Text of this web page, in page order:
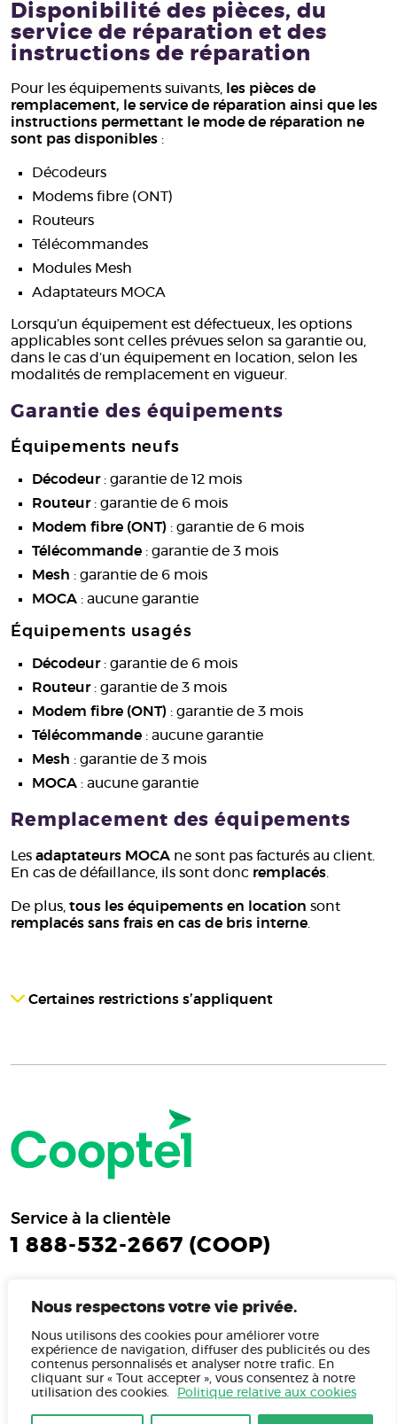
Nous respectons votre vie privée.
Nous utilisons des cookies pour améliorer votre
expérience de navigation, diffuser des publicités ou des
contenus personnalisés et analyser notre trafic. En
cliquant sur « Tout accepter », vous consentez à notre
utilisation des cookies.
Politique relative aux cookies
Disponibilité des pièces, du
service de réparation et des
instructions de réparation
Pour les équipements suivants, les pièces de
remplacement, le service de réparation ainsi que les
instructions permettant le mode de réparation ne
sont pas disponibles :
Décodeurs
Modems fibre (ONT)
Routeurs
Télécommandes
Modules Mesh
Adaptateurs MOCA
Lorsqu’un équipement est défectueux, les options
applicables sont celles prévues selon sa garantie ou,
dans le cas d’un équipement en location, selon les
modalités de remplacement en vigueur.
Garantie des équipements
Équipements neufs
Décodeur: garantie de 12 mois
Routeur: garantie de 6 mois
Modem fibre (ONT) : garantie de 6 mois
Télécommande : garantie de 3 mois
Mesh : garantie de 6 mois
MOCA : aucune garantie
Équipements usagés
Décodeur: garantie de 6 mois
Routeur: garantie de 3 mois
Modem fibre (ONT) : garantie de 3 mois
Télécommande : aucune garantie
Mesh : garantie de 3 mois
MOCA : aucune garantie
Remplacement des équipements
Les adaptateurs MOCA ne sont pas facturés au client.
En cas de défaillance, ils sont donc remplacés.
De plus, tous les équipements en location sont
remplacés sans frais en cas de bris interne
Certaines restrictions s’appliquent
Service à la clientèle
1 888-532-2667 (COOP)
Soutien technique
1 866-532-2252